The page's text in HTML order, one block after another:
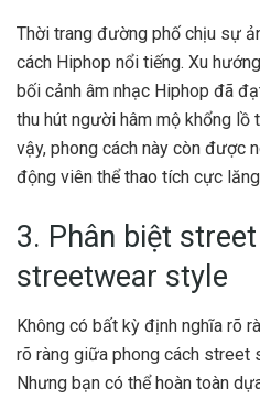
Thời trang đường phố chịu sự
cách Hiphop nổi tiếng. Xu
bối cảnh âm nhạc Hiphop đã
thu hút người hâm mộ khổng lồ
vậy, phong cách này còn được
động viên thể thao tích cực
3. Phân biệt
streetwear style
Không có bất kỳ định nghĩa rõ
rõ ràng giữa phong cách
Nhưng bạn có thể hoàn toàn